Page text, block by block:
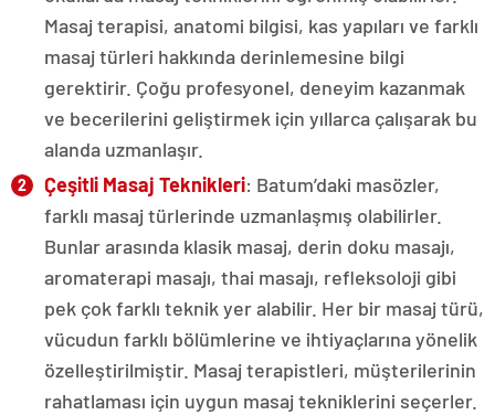
Masaj terapisi, anatomi bilgisi, kas yapıları ve farklı
masaj türleri hakkında derinlemesine bilgi
gerektirir. Çoğu profesyonel, deneyim kazanmak
ve becerilerini geliştirmek için yıllarca çalışarak bu
alanda uzmanlaşır.
Çeşitli Masaj Teknikleri: Batum’daki masözler,
farklı masaj türlerinde uzmanlaşmış olabilirler.
Bunlar arasında klasik masaj, derin doku masajı,
aromaterapi masajı, thai masajı, refleksoloji gibi
pek çok farklı teknik yer alabilir. Her bir masaj türü,
vücudun farklı bölümlerine ve ihtiyaçlarına yönelik
özelleştirilmiştir. Masaj terapistleri, müşterilerinin
rahatlaması için uygun masaj tekniklerini seçerler.